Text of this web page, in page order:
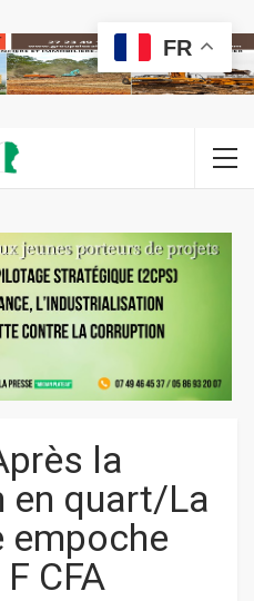
la
quart/La
empoche
CFA
FR